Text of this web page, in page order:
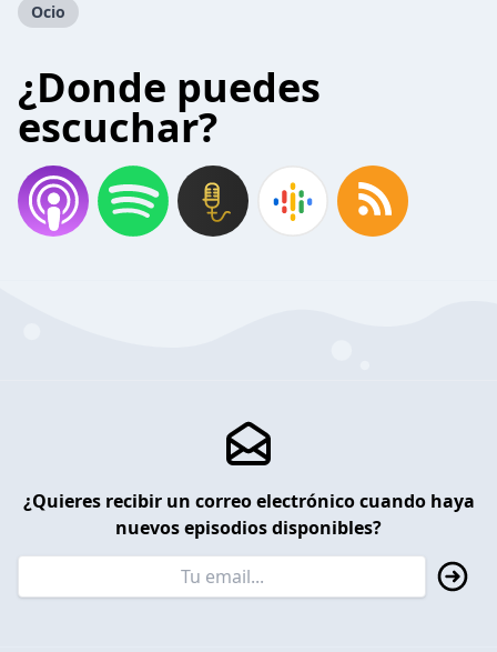
Ocio
¿Donde puedes
escuchar?
¿Quieres recibir un correo electrónico cuando haya
nuevos episodios disponibles?